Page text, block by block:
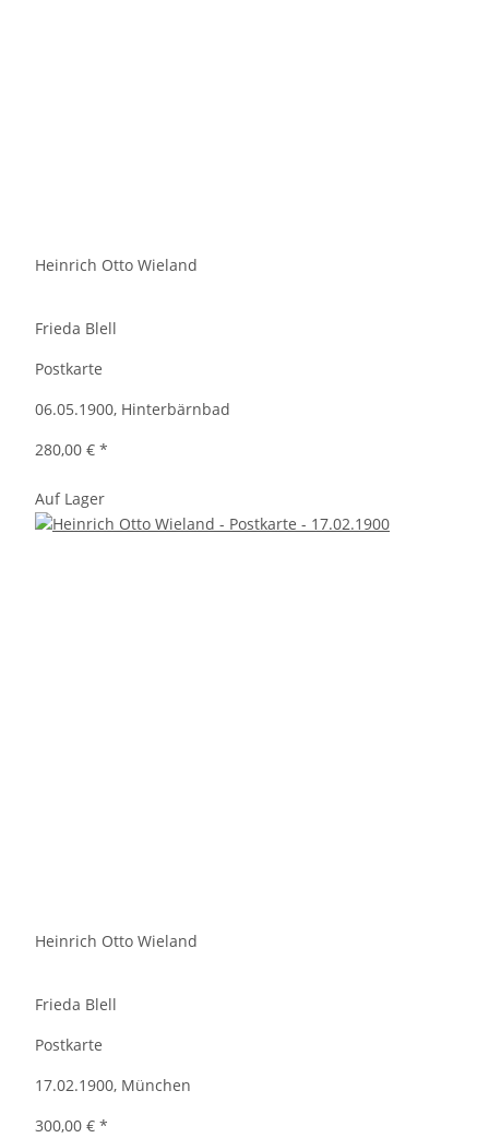
Heinrich Otto Wieland
Frieda Blell
Postkarte
06.05.1900, Hinterbärnbad
280,00 € *
Auf Lager
Heinrich Otto Wieland
Frieda Blell
Postkarte
17.02.1900, München
300,00 € *